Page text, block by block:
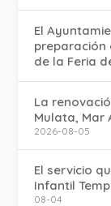
El
preparación
de la Feria
La
Mulata, Mar
2026-08-05
El servicio
Infantil
08-04